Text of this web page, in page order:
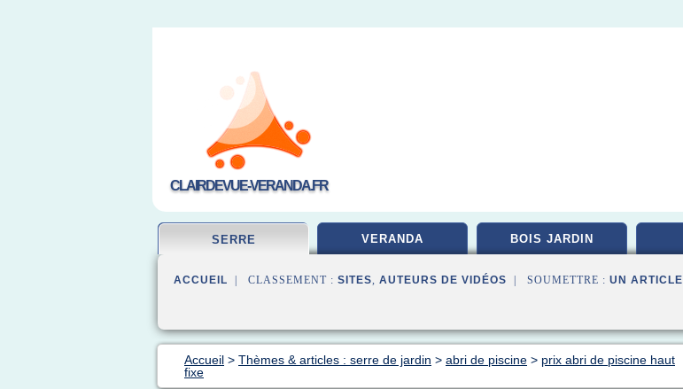
CLAIRDEVUE-VERANDA.FR
SERRE VERANDA BOIS JARDIN
ACCUEIL | CLASSEMENT : SITES, AUTEURS DE VIDÉOS | SOUMETTRE : UN ARTICLE
Accueil > Thèmes & articles : serre de jardin > abri de piscine > prix abri de piscine haut
fixe